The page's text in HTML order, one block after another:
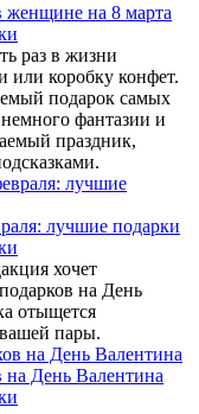
женщине на 8 марта
раз в жизни
или коробку конфет.
подарок самых
фантазии и
праздник,
лучшие подарки
хочет
на День
отыщется
пары.
на День Валентина